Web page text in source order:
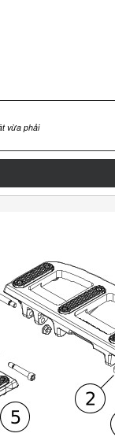
vừa phải